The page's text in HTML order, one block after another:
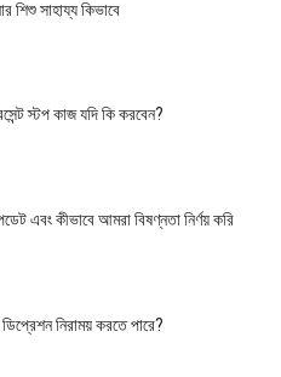
শিশু সাহায্য কিভাবে
স্টপ কাজ যদি কি করবেন?
এবং কীভাবে আমরা বিষণ্নতা নির্ণয় করি
ডিপ্রেশন নিরাময় করতে পারে?